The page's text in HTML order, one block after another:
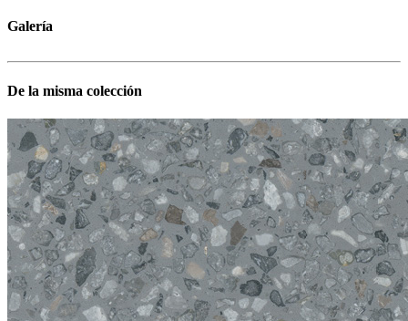
Galería
De la misma colección